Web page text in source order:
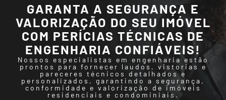
GARANTA A SEGURANÇA E
VALORIZAÇÃO DO SEU IMÓVEL
COM PERÍCIAS TÉCNICAS DE
ENGENHARIA CONFIÁVEIS!
Nossos especialistas em engenharia estão
prontos para fornecer laudos, vistorias e
pareceres técnicos detalhados e
personalizados, garantindo a segurança,
conformidade e valorização de imóveis
residenciais e condominiais.